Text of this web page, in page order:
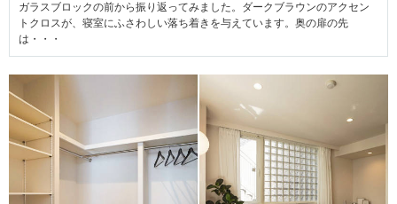
ガラスブロックの前から振り返ってみました。ダークブラウンのアクセン
トクロスが、寝室にふさわしい落ち着きを与えています。奥の扉の先
は・・・